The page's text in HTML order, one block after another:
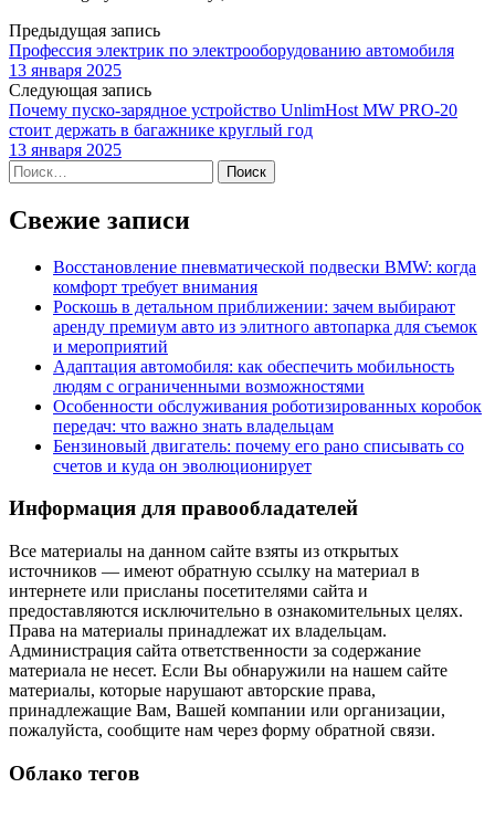
Предыдущая запись
Профессия электрик по электрооборудованию автомобиля
13 января 2025
Следующая запись
Почему пуско-зарядное устройство UnlimHost MW PRO-20
стоит держать в багажнике круглый год
13 января 2025
Найти:
Свежие записи
Восстановление пневматической подвески BMW: когда
комфорт требует внимания
Роскошь в детальном приближении: зачем выбирают
аренду премиум авто из элитного автопарка для съемок
и мероприятий
Адаптация автомобиля: как обеспечить мобильность
людям с ограниченными возможностями
Особенности обслуживания роботизированных коробок
передач: что важно знать владельцам
Бензиновый двигатель: почему его рано списывать со
счетов и куда он эволюционирует
Информация для правообладателей
Все материалы на данном сайте взяты из открытых
источников — имеют обратную ссылку на материал в
интернете или присланы посетителями сайта и
предоставляются исключительно в ознакомительных целях.
Права на материалы принадлежат их владельцам.
Администрация сайта ответственности за содержание
материала не несет. Если Вы обнаружили на нашем сайте
материалы, которые нарушают авторские права,
принадлежащие Вам, Вашей компании или организации,
пожалуйста, сообщите нам через форму обратной связи.
Облако тегов